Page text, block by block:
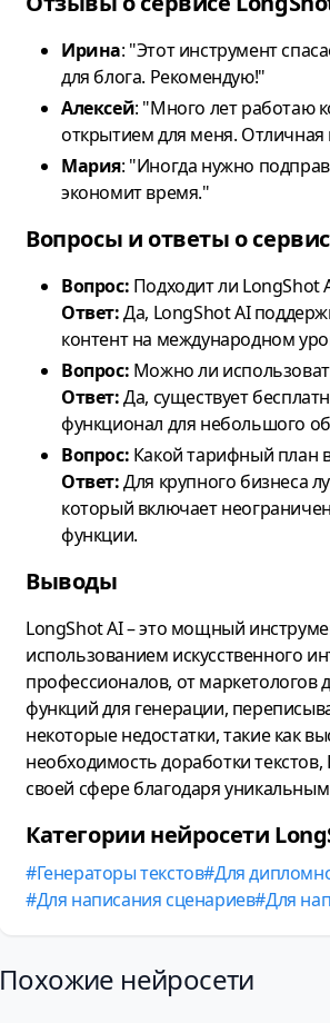
Ирина: "Этот инструмент
для блога. Рекомендую!"
Алексей: "Много лет работаю
открытием для меня.
Мария: "Иногда нужно
экономит время."
Вопросы и ответы о
Вопрос: Подходит ли LongShot
Ответ:Да, LongShot AI
контент на международном
Вопрос: Можно ли
Ответ:Да, существует
функционал для небольшого
Вопрос: Какой тарифный план
Ответ:Для крупного бизнеса
который включает
функции.
Выводы
LongShot AI – это мощный
использованием искусственного
профессионалов, от маркетологов
функций для генерации,
некоторые недостатки, такие как
необходимость доработки
своей сфере благодаря
Категории нейросети
Генераторы текстов Для
Для написания сценариев Для
Похожие нейросети